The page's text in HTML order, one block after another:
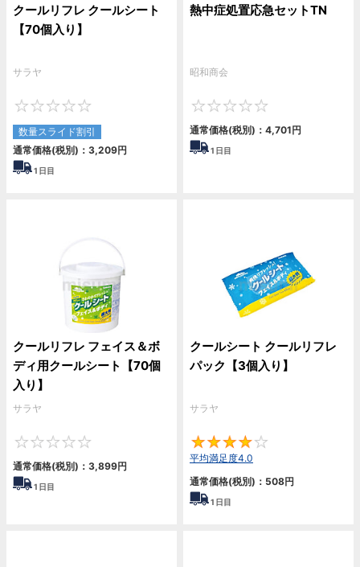
クールリフレ クールシート
【70個入り】
サラヤ
数量スライド割引
通常価格(税別)： 3,209円
1 日目
熱中症処置応急セットTN
昭和商会
通常価格(税別)： 4,701円
1 日目
クールリフレ フェイス＆ボ
ディ用クールシート【70個
入り】
サラヤ
通常価格(税別)： 3,899円
1 日目
クールシート クールリフレ
パック【3個入り】
サラヤ
平均満足度4.0
通常価格(税別)： 508円
1 日目